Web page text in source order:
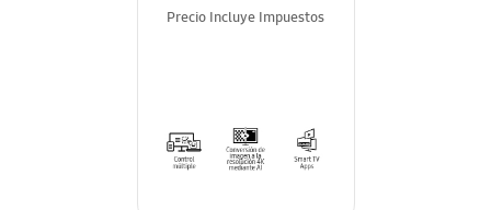
Precio Incluye Impuestos